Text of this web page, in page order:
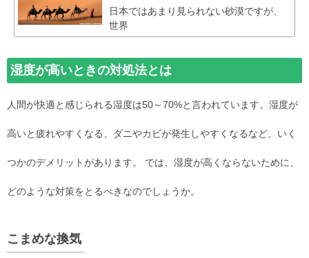
日本ではあまり見られない砂漠ですが、
世界
湿度が高いときの対処法とは
人間が快適と感じられる湿度は50～70%と言われています。湿度が
高いと疲れやすくなる、ダニやカビが発生しやすくなるなど、いく
つかのデメリットがあります。 では、湿度が高くならないために、
どのような対策をとるべきなのでしょうか。
こまめな換気